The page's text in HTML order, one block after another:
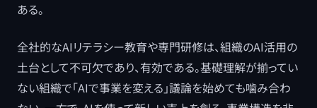
ある。
全社的なAIリテラシー教育や専門研修は、組織のAI活用の
土台として不可欠であり、有効である。基礎理解が揃ってい
ない組織で「AIで事業を変える」議論を始めても噛み合わ